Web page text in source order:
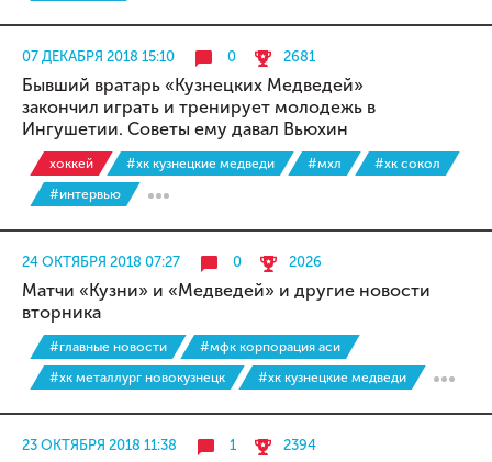
07 ДЕКАБРЯ 2018 15:10 0 2681
Бывший вратарь «Кузнецких Медведей»
закончил играть и тренирует молодежь в
Ингушетии. Советы ему давал Вьюхин
хоккей #хк кузнецкие медведи #мхл
#хк сокол
#интервью
24 ОКТЯБРЯ 2018 07:27 0 2026
Матчи «Кузни» и «Медведей» и другие новости
вторника
#главные новости
#мфк корпорация аси
#хк металлург новокузнецк
#хк кузнецкие медведи
23 ОКТЯБРЯ 2018 11:38 1 2394